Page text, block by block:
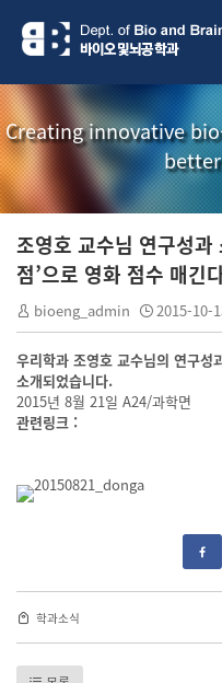
Creating innovative
조영호 교수님 연구성
점’으로 영화 점수 매긴
bioeng_admin 2015-10-
우리학과 조영호 교수님의 연구
소개되었습니다.
2015년 8월 21일 A24/과학면
관련링크 :
학과소식